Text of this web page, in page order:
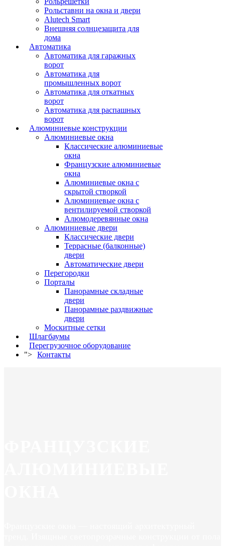
Рольставни на окна и двери
Alutech Smart
Внешняя солнцезащита для
дома
Автоматика
Автоматика для гаражных
ворот
Автоматика для
промышленных ворот
Автоматика для откатных
ворот
Автоматика для распашных
ворот
Алюминиевые конструкции
Алюминиевые окна
Классические алюминиевые
окна
Французские алюминиевые
окна
Алюминиевые окна с
скрытой створкой
Алюминиевые окна с
вентилируемой створкой
Алюмодеревянные окна
Алюминиевые двери
Классические двери
Террасные (балконные)
двери
Автоматические двери
Перегородки
Порталы
Панорамные складные
двери
Панорамные раздвижные
двери
Москитные сетки
Шлагбаумы
Перегрузочное оборудование
"> Контакты